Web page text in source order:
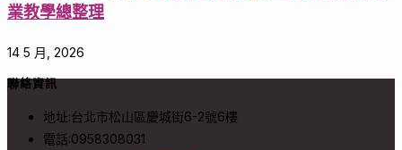
業教學總整理
14 5 月, 2026
聯絡資訊
地址:台北市松山區慶城街6-2號6樓
電話:0958308031